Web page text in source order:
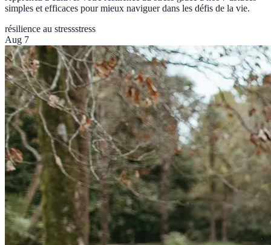
simples et efficaces pour mieux naviguer dans les défis de la vie.
résilience au stressstress
Aug 7